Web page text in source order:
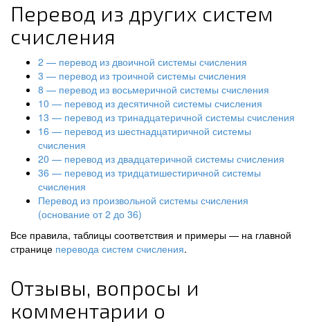
Перевод из других систем
счисления
2 — перевод из двоичной системы счисления
3 — перевод из троичной системы счисления
8 — перевод из восьмеричной системы счисления
10 — перевод из десятичной системы счисления
13 — перевод из тринадцатеричной системы счисления
16 — перевод из шестнадцатиричной системы
счисления
20 — перевод из двадцатеричной системы счисления
36 — перевод из тридцатишестиричной системы
счисления
Перевод из произвольной системы счисления
(основание от 2 до 36)
Все правила, таблицы соответствия и примеры — на главной
странице перевода систем счисления.
Отзывы, вопросы и
комментарии о